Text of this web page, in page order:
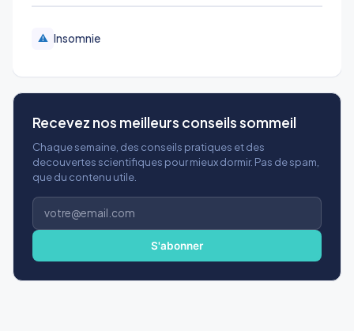
⚠️ Insomnie
Recevez nos meilleurs conseils sommeil
Chaque semaine, des conseils pratiques et des
decouvertes scientifiques pour mieux dormir. Pas de spam,
que du contenu utile.
Adresse
e-
S'abonner